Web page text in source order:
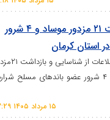
بازداشت ۲۱ مزدور موساد و ۴ شرور
وزارت اطلاعات از شناسایی و بازداشت ۲۱مزدور
باند‌های مسلح شرارت